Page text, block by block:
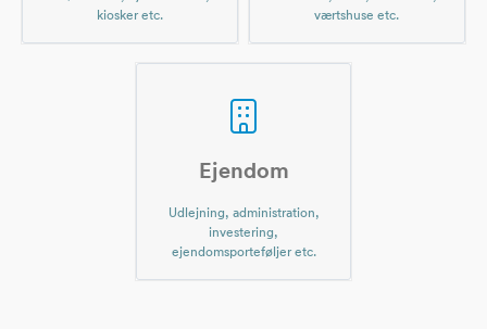
kiosker etc.
værtshuse etc.
Ejendom
Udlejning, administration,
investering,
ejendomsporteføljer etc.